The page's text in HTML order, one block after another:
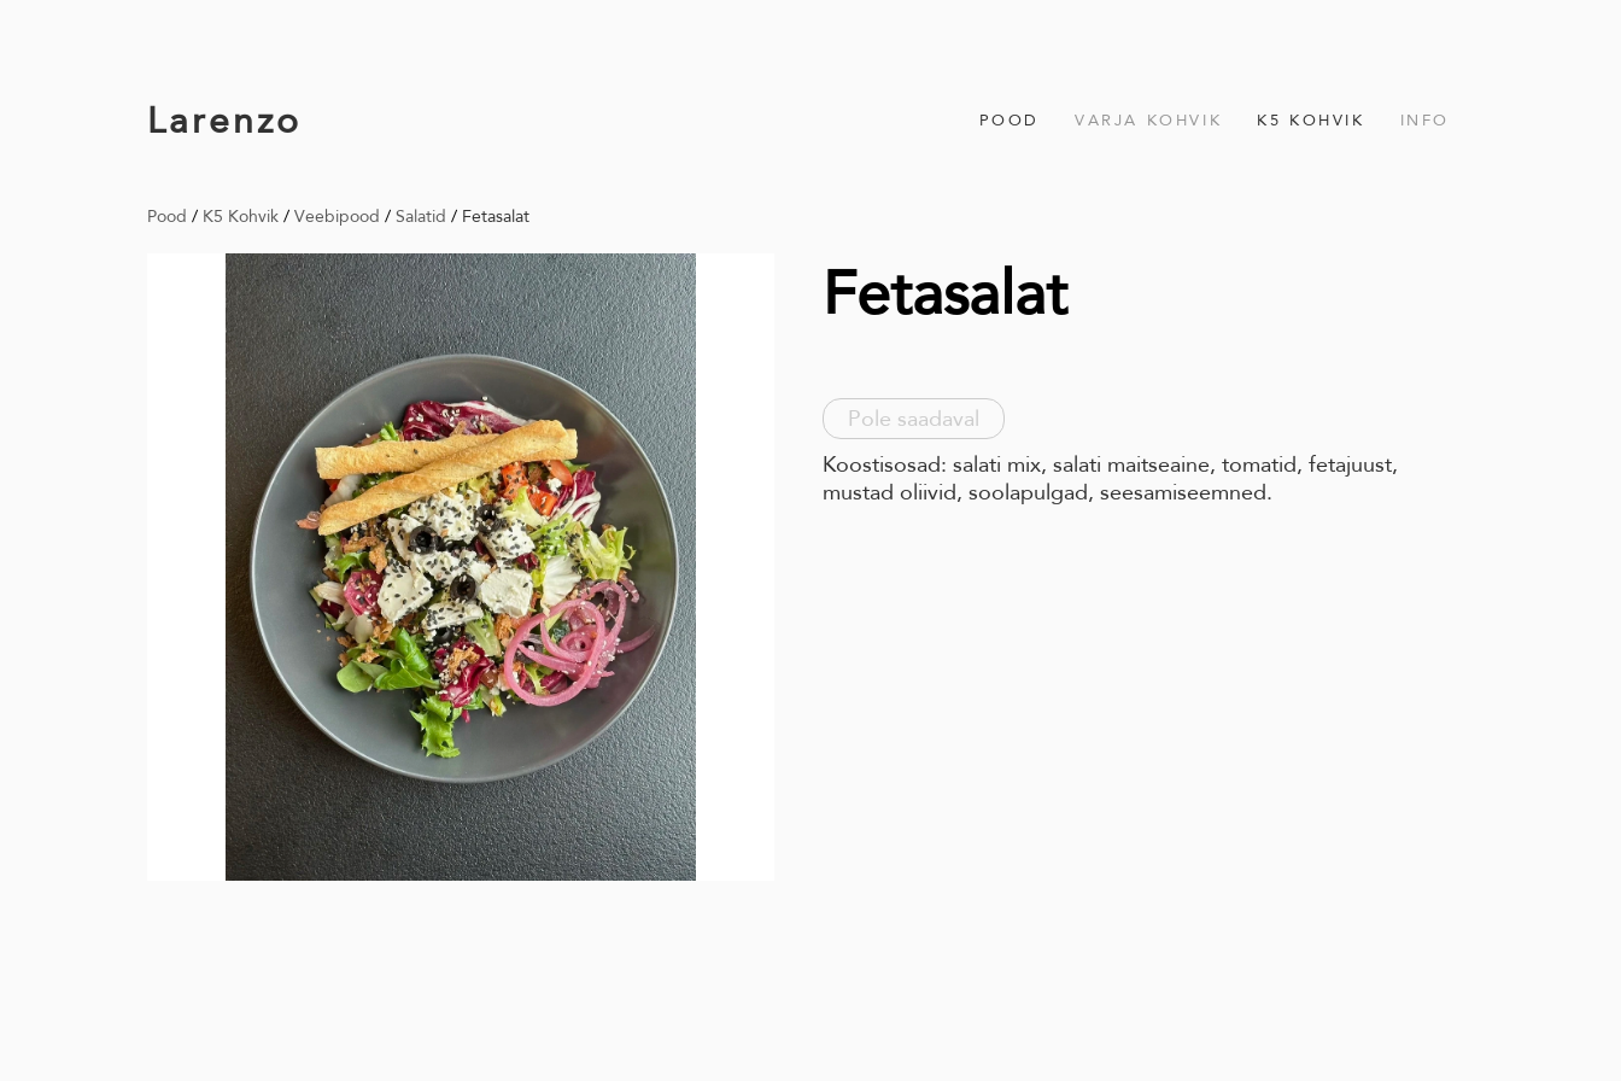
Larenzo POOD VARJA KOHVIK K5 KOHVIK INFO
Pood / K5 Kohvik / Veebipood / Salatid / Fetasalat
Fetasalat
Pole saadaval
Koostisosad: salati mix, salati maitseaine, tomatid, fetajuust,
mustad oliivid, soolapulgad, seesamiseemned.